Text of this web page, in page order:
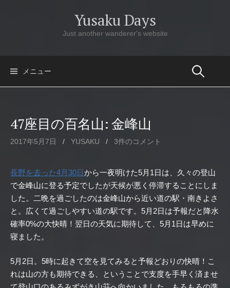
Yusaku Days
Just another wanderer's website
メニュー
47座目の百名山: 金峰山
2017年5月7日 / YUSAKU / 3件のコメント
長野を去った4月30日から一夜明けた5月1日は、久々の登山
で金峰山に登る予定でしたが天候が悪く停滞することにしま
した。二晩を過ごしたのは金峰山から近い道の駅・南きよさ
と。広くて過ごしやすい道の駅です。5月2日は予報だと降水
確率0%の大快晴！翌日の天気に期待して、5月1日は早めに
寝ました。
5月2日。5時に起きて空を見てみると予報どおりの快晴！こ
れは山の方も期待できる、ということで支度を手早く済ませ